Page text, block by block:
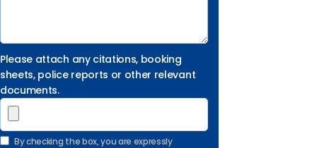
Please attach any citations, booking
sheets, police reports or other relevant
documents.
By checking the box, you are expressly